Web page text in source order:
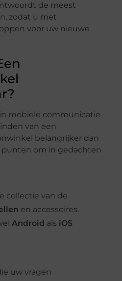
de meest
zodat u met
voor uw nieuwe
mobiele communicatie
van een
belangrijker dan
punten om in gedachten
collectie van de
en accessoires.
Android als iOS
uw vragen